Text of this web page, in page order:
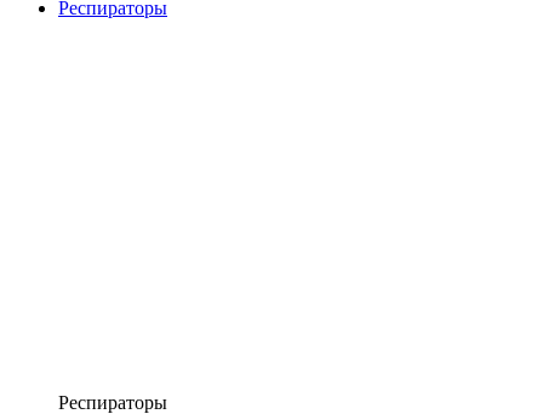
Респираторы
Респираторы